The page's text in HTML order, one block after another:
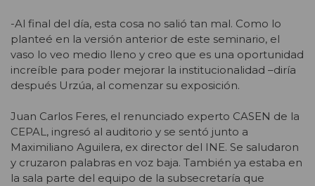
-Al final del día, esta cosa no salió tan mal. Como lo
planteé en la versión anterior de este seminario, el
vaso lo veo medio lleno y creo que es una oportunidad
increíble para poder mejorar la institucionalidad –diría
después Urzúa, al comenzar su exposición.
Juan Carlos Feres, el renunciado experto CASEN de la
CEPAL, ingresó al auditorio y se sentó junto a
Maximiliano Aguilera, ex director del INE. Se saludaron
y cruzaron palabras en voz baja. También ya estaba en
la sala parte del equipo de la subsecretaría que